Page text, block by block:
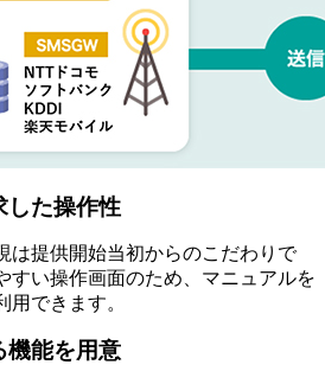
した操作性
は提供開始当初からのこだわりで
すい操作画面のため、マニュアルを
用できます。
機能を用意